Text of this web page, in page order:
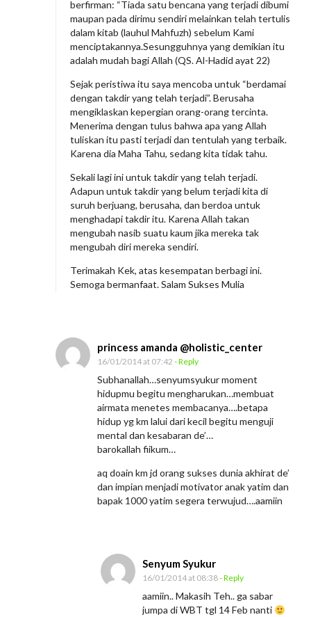
a
m
H
i
d
u
p
A
n
d
a
?
berfirman: “Tiada satu bencana yang terjadi dibumi
maupan pada dirimu sendiri melainkan telah tertulis
dalam kitab (lauhul Mahfuzh) sebelum Kami
menciptakannya.Sesungguhnya yang demikian itu
adalah mudah bagi Allah (QS. Al-Hadid ayat 22)
Sejak peristiwa itu saya mencoba untuk “berdamai
dengan takdir yang telah terjadi”. Berusaha
mengiklaskan kepergian orang-orang tercinta.
Menerima dengan tulus bahwa apa yang Allah
tuliskan itu pasti terjadi dan tentulah yang terbaik.
Karena dia Maha Tahu, sedang kita tidak tahu.
Sekali lagi ini untuk takdir yang telah terjadi.
Adapun untuk takdir yang belum terjadi kita di
suruh berjuang, berusaha, dan berdoa untuk
menghadapi takdir itu. Karena Allah takan
mengubah nasib suatu kaum jika mereka tak
mengubah diri mereka sendiri.
Terimakah Kek, atas kesempatan berbagi ini.
Semoga bermanfaat. Salam Sukses Mulia
princess amanda @holistic_center
16/01/2014 at 07:42 - Reply
Subhanallah…senyumsyukur moment
hidupmu begitu mengharukan…membuat
airmata menetes membacanya….betapa
hidup yg km lalui dari kecil begitu menguji
mental dan kesabaran de’…
barokallah fiikum…
aq doain km jd orang sukses dunia akhirat de’
dan impian menjadi motivator anak yatim dan
bapak 1000 yatim segera terwujud….aamiin
Senyum Syukur
16/01/2014 at 08:38- Reply
aamiin.. Makasih Teh.. ga sabar
jumpa di WBT tgl 14 Feb nanti